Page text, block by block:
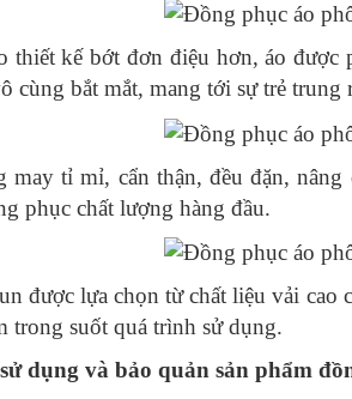
kế bớt đơn điệu hơn, áo được
cùng bắt mắt, mang tới sự trẻ trung
tỉ mỉ, cẩn thận, đều đặn, nâng
phục chất lượng hàng đầu.
lựa chọn từ chất liệu vải cao
trong suốt quá trình sử dụng.
dụng và bảo quản sản phẩm